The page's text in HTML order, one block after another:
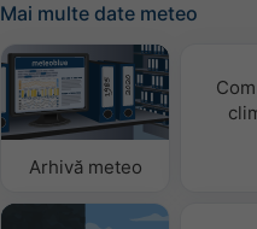
Mai multe date meteo
Arhivă meteo